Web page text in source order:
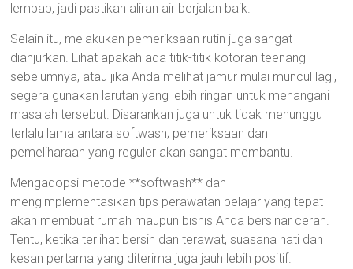
lembab, jadi pastikan aliran air berjalan baik.
Selain itu, melakukan pemeriksaan rutin juga sangat
dianjurkan. Lihat apakah ada titik-titik kotoran teenang
sebelumnya, atau jika Anda melihat jamur mulai muncul lagi,
segera gunakan larutan yang lebih ringan untuk menangani
masalah tersebut. Disarankan juga untuk tidak menunggu
terlalu lama antara softwash; pemeriksaan dan
pemeliharaan yang reguler akan sangat membantu.
Mengadopsi metode **softwash** dan
mengimplementasikan tips perawatan belajar yang tepat
akan membuat rumah maupun bisnis Anda bersinar cerah.
Tentu, ketika terlihat bersih dan terawat, suasana hati dan
kesan pertama yang diterima juga jauh lebih positif.